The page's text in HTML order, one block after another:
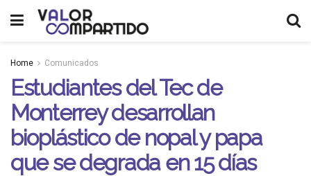
Home Comunicados
Estudiantes del Tec de
Monterrey desarrollan
bioplástico de nopal y papa
que se degrada en 15 días